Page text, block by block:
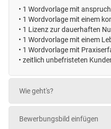
• 1 Wordvorlage mit
• 1 Wordvorlage mit einem
• 1 Lizenz zur dauerhaften
• 1 Wordvorlage mit einem
• 1 Wordvorlage mit
• zeitlich unbefristeten
Wie geht's?
Bewerbungsbild einfügen